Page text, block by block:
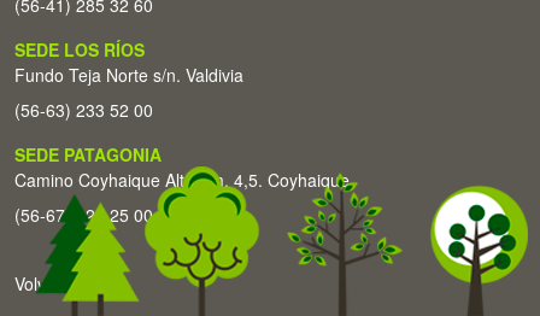
(56-41) 285 32 60
SEDE LOS RÍOS
Fundo Teja Norte s/n. Valdivia
(56-63) 233 52 00
SEDE PATAGONIA
Camino Coyhaique Alto Km. 4,5. Coyhaique
(56-67) 226 25 00
Volver arriba